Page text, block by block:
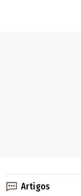
Artigos